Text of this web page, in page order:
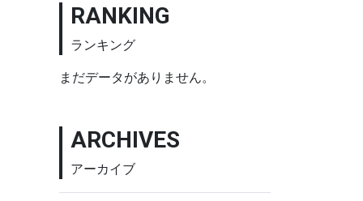
RANKING
ランキング
まだデータがありません。
ARCHIVES
アーカイブ